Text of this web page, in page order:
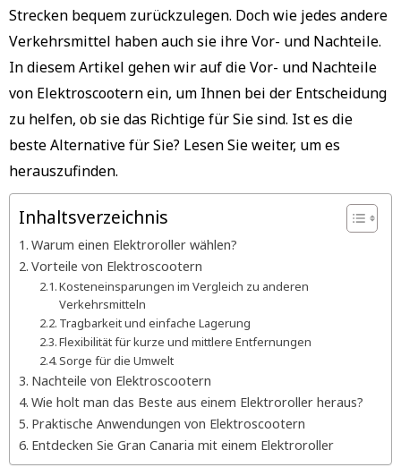
Strecken bequem zurückzulegen. Doch wie jedes andere
Verkehrsmittel haben auch sie ihre Vor- und Nachteile.
In diesem Artikel gehen wir auf die Vor- und Nachteile
von Elektroscootern ein, um Ihnen bei der Entscheidung
zu helfen, ob sie das Richtige für Sie sind. Ist es die
beste Alternative für Sie? Lesen Sie weiter, um es
herauszufinden.
Inhaltsverzeichnis
Warum einen Elektroroller wählen?
Vorteile von Elektroscootern
Kosteneinsparungen im Vergleich zu anderen
Verkehrsmitteln
Tragbarkeit und einfache Lagerung
Flexibilität für kurze und mittlere Entfernungen
Sorge für die Umwelt
Nachteile von Elektroscootern
Wie holt man das Beste aus einem Elektroroller heraus?
Praktische Anwendungen von Elektroscootern
Entdecken Sie Gran Canaria mit einem Elektroroller